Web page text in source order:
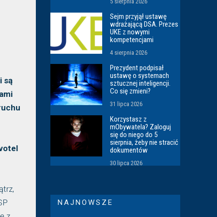
są
Sejm przyjął ustawę
wdrażającą DSA. Prezes
UKE z nowymi
kompetencjami
4 sierpnia 2026
Prezydent podpisał
ustawę o systemach
sztucznej inteligencji.
Co się zmieni?
31 lipca 2026
Korzystasz z
mObywatela? Zaloguj
się do niego do 5
sierpnia, żeby nie stracić
dokumentów
30 lipca 2026
NAJNOWSZE